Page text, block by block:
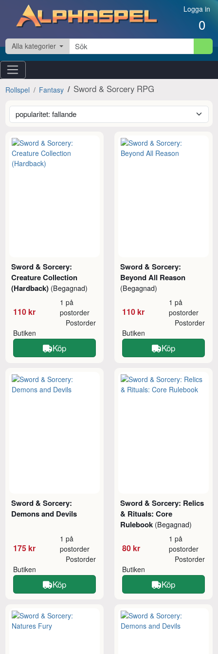
Hoppa till innehåll Logga in
0
Alla kategorier
Rollspel Fantasy Sword & Sorcery RPG
Sword & Sorcery:
Creature Collection
(Hardback) (Begagnad)
110 kr
1 på
postorder
Butiken
Postorder
Köp
Sword & Sorcery:
Beyond All Reason
(Begagnad)
110 kr
1 på
postorder
Butiken
Postorder
Köp
Sword & Sorcery:
Demons and Devils
175 kr
1 på
postorder
Butiken
Postorder
Köp
Sword & Sorcery: Relics
& Rituals: Core
Rulebook (Begagnad)
80 kr
1 på
postorder
Butiken
Postorder
Köp